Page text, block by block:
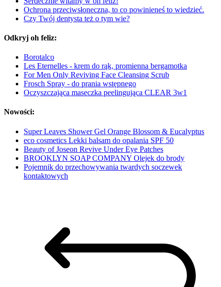
Ochrona przeciwsłoneczna, to co powinieneś to wiedzieć.
Czy Twój dentysta też o tym wie?
Odkryj oh feliz:
Borotalco
Les Eternelles - krem do rąk, promienna bergamotka
For Men Only Reviving Face Cleansing Scrub
Frosch Spray - do prania wstępnego
Oczyszczająca maseczka peelingująca CLEAR 3w1
Nowości:
Super Leaves Shower Gel Orange Blossom & Eucalyptus
eco cosmetics Lekki balsam do opalania SPF 50
Beauty of Joseon Revive Under Eye Patches
BROOKLYN SOAP COMPANY Olejek do brody
Pojemnik do przechowywania twardych soczewek
kontaktowych